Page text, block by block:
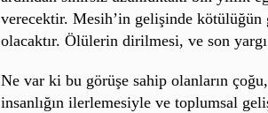
verecektir. Mesih’in gelişinde
olacaktır. Ölülerin dirilmesi, ve son
Ne var ki bu görüşe sahip olanların
insanlığın ilerlemesiyle ve toplumsal